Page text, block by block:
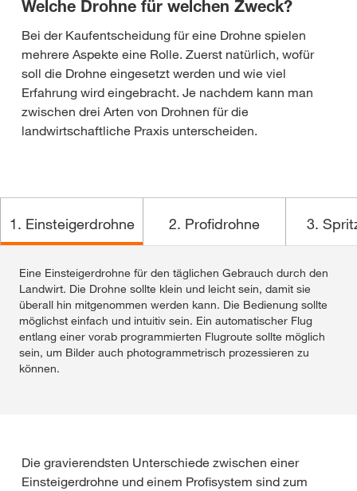
Welche Drohne für welchen Zweck?
Bei der Kaufentscheidung für eine Drohne spielen
mehrere Aspekte eine Rolle. Zuerst natürlich, wofür
soll die Drohne eingesetzt werden und wie viel
Erfahrung wird eingebracht. Je nachdem kann man
zwischen drei Arten von Drohnen für die
landwirtschaftliche Praxis unterscheiden.
1. Einsteigerdrohne 2. Profidrohne 3.
Eine Einsteigerdrohne für den täglichen Gebrauch durch den
Landwirt. Die Drohne sollte klein und leicht sein, damit sie
überall hin mitgenommen werden kann. Die Bedienung sollte
möglichst einfach und intuitiv sein. Ein automatischer Flug
entlang einer vorab programmierten Flugroute sollte möglich
sein, um Bilder auch photogrammetrisch prozessieren zu
können.
Eine Profidrohne für ambitionierte Landwirtschaftsbetriebe
bzw. landwirtschaftliche Dienstleister. Wichtig sind hier große
Flächenleistung, möglichst vollautomatischer Flugbetrieb, hohe
Wind- und Wetterresistenz für maximale Flugstunden und ein
performanter photogrammetrischer Workflow zur Auswertung
von Farbluftbildern und multispektralen Daten. Die aus den
Bildern abgeleiteten hochgenauen digitalen Orthophotos und
Eine „Spritzdrohne“, d.h. eine Drohne, mit der Saatgut,
Dünger, Pflanzenschutzmittel oder auch Trichogrammakugeln
zur Maiszünslerbekämpfung gezielt ausgebracht werden
können. Diese Fluggeräte sind aktuell in erster Linie für
Dienstleister gedacht. Damit die Mittel sicher, präzise und dicht
über dem Pflanzenbestand ausgebracht werden können,
verfügen die Drohnen über ein RTK-GPS, sowie optische und
Ausbringmenge und kann z.B. bei Saatgut durchaus 10 ha und
mehr pro Stunde betragen.
Die gravierendsten Unterschiede zwischen einer
Einsteigerdrohne und einem Profisystem sind zum